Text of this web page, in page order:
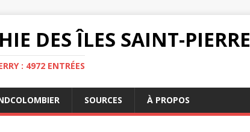
DES ÎLES SAINT-
: 4972 ENTRÉES
SOURCES À PROPOS